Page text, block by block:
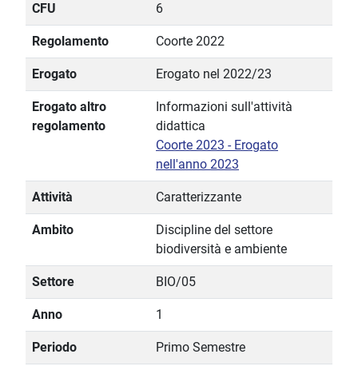
CFU 6
Regolamento Coorte 2022
Erogato Erogato nel 2022/23
Erogato altro
regolamento
Informazioni sull'attività
didattica
Coorte 2023 - Erogato
nell'anno 2023
Attività Caratterizzante
Ambito
Discipline del settore
biodiversità e ambiente
Settore BIO/05
Anno 1
Periodo Primo Semestre